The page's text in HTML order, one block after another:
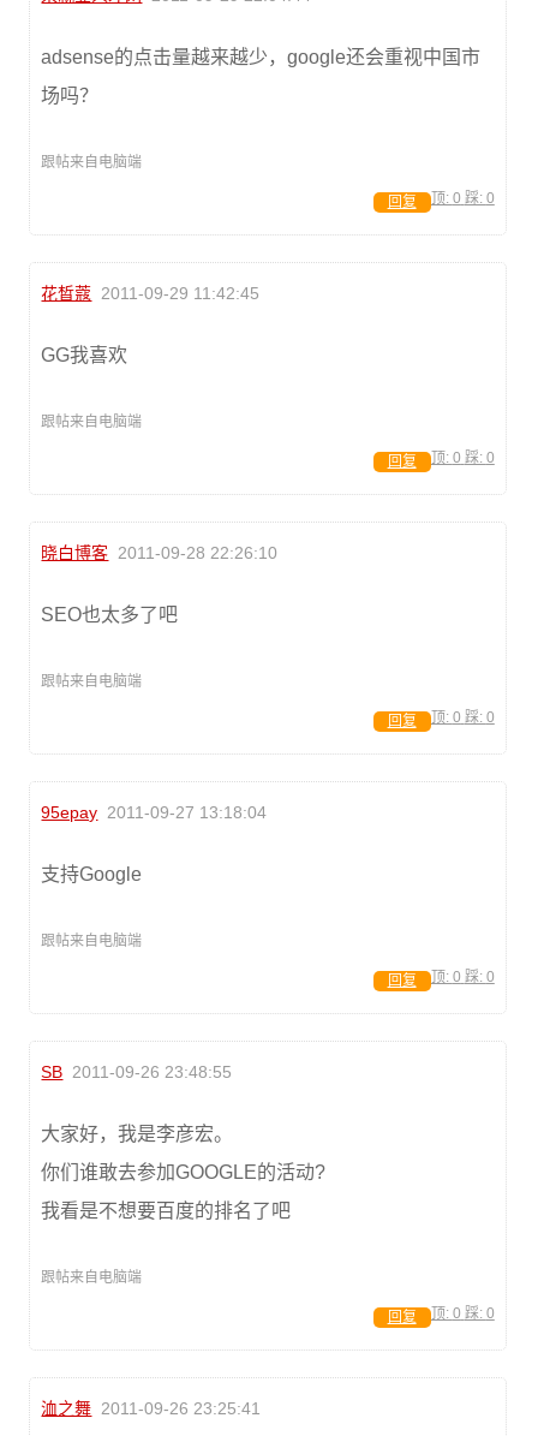
adsense的点击量越来越少，google还会重视中国市
场吗？
跟帖来自电脑端
顶: 0 踩: 0
回复
花晳蔻 2011-09-29 11:42:45
GG我喜欢
跟帖来自电脑端
顶: 0 踩: 0
回复
晓白博客 2011-09-28 22:26:10
SEO也太多了吧
跟帖来自电脑端
顶: 0 踩: 0
回复
95epay 2011-09-27 13:18:04
支持Google
跟帖来自电脑端
顶: 0 踩: 0
回复
SB 2011-09-26 23:48:55
大家好，我是李彦宏。
你们谁敢去参加GOOGLE的活动?
我看是不想要百度的排名了吧
跟帖来自电脑端
顶: 0 踩: 0
回复
洫之舞 2011-09-26 23:25:41